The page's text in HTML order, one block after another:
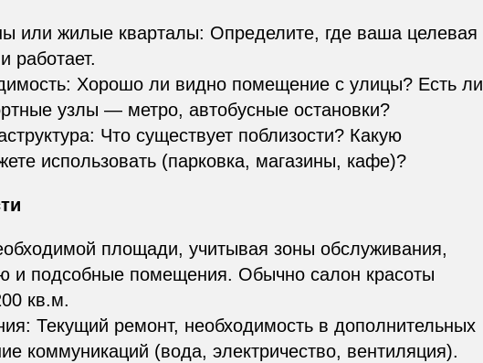
или жилые кварталы: Определите, где ваша целевая
работает.
Хорошо ли видно помещение с улицы? Есть ли
узлы — метро, автобусные остановки?
Что существует поблизости? Какую
использовать (парковка, магазины, кафе)?
площади, учитывая зоны обслуживания,
и подсобные помещения. Обычно салон красоты
кв.м.
Текущий ремонт, необходимость в дополнительных
коммуникаций (вода, электричество, вентиляция).